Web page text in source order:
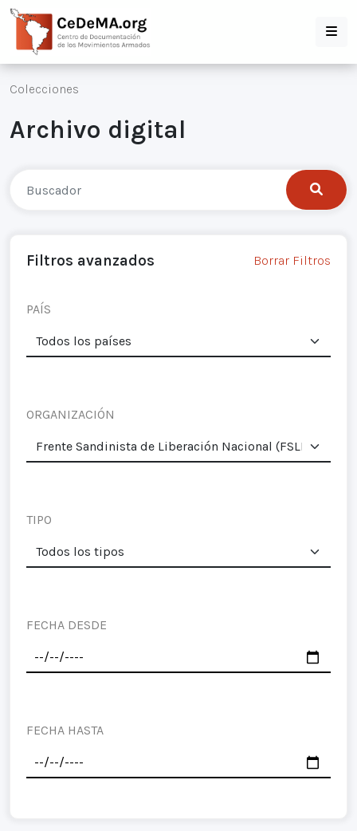
Colecciones
Archivo digital
Filtros avanzados Borrar Filtros
PAÍS
ORGANIZACIÓN
TIPO
FECHA DESDE
FECHA HASTA